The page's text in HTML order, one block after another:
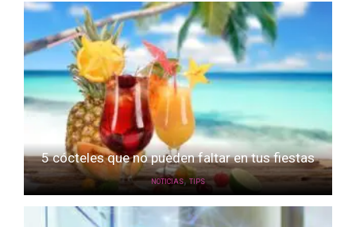
5 cócteles que no pueden faltar en tus fiestas
NOTICIAS,TIPS